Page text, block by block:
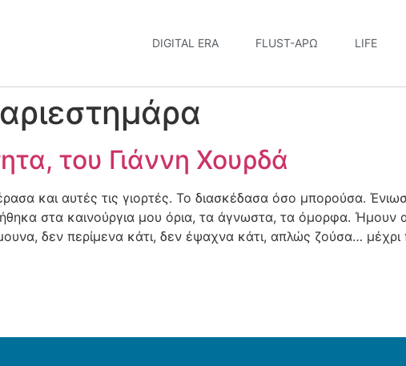
DIGITAL ERA FLUST-ΆΡΩ LIFE
του Γιάννη Χουρδά
και αυτές τις γιορτές. Το διασκέδασα όσο μπορούσα.
στα καινούργια μου όρια, τα άγνωστα, τα όμορφα. Ήμουν
δεν περίμενα κάτι, δεν έψαχνα κάτι, απλώς ζούσα…